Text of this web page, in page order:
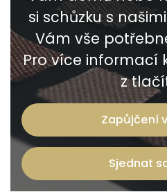
si schůzku s
Vám vše
Pro více informací
z
Zapůjčení
Sjednat